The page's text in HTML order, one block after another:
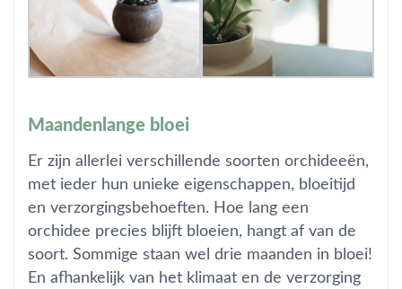
Maandenlange bloei
Er zijn allerlei verschillende soorten orchideeën,
met ieder hun unieke eigenschappen, bloeitijd
en verzorgingsbehoeften. Hoe lang een
orchidee precies blijft bloeien, hangt af van de
soort. Sommige staan wel drie maanden in bloei!
En afhankelijk van het klimaat en de verzorging